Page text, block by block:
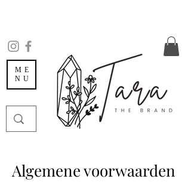
ME
NU
Algemene voorwaarden